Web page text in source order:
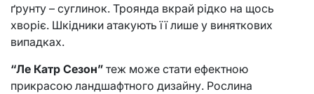
ґрунту – суглинок. Троянда вкрай рідко на щось
хворіє. Шкідники атакують її лише у виняткових
випадках.
“Ле Катр Сезон” теж може стати ефектною
прикрасою ландшафтного дизайну. Рослина